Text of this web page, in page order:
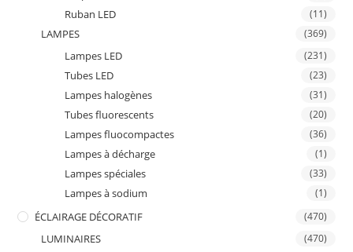
Ruban LED (11)
LAMPES (369)
Lampes LED (231)
Tubes LED (23)
Lampes halogènes (31)
Tubes fluorescents (20)
Lampes fluocompactes (36)
Lampes à décharge (1)
Lampes spéciales (33)
Lampes à sodium (1)
ÉCLAIRAGE DÉCORATIF (470)
LUMINAIRES (470)